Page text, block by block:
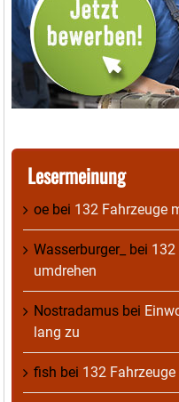
Lesermeinung
oe bei 132 Fahrzeuge
Wasserburger_ bei 132
umdrehen
Nostradamus bei
lang zu
fish bei 132